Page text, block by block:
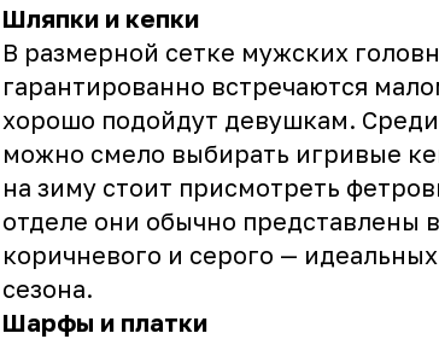
Шляпки и кепки
В размерной сетке мужских
гарантированно встречаются
хорошо подойдут девушкам.
можно смело выбирать игривые
на зиму стоит присмотреть
отделе они обычно представлены
коричневого и серого —
сезона.
Шарфы и платки